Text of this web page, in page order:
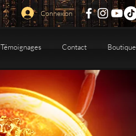
Connexion
Témoignages Contact Boutique